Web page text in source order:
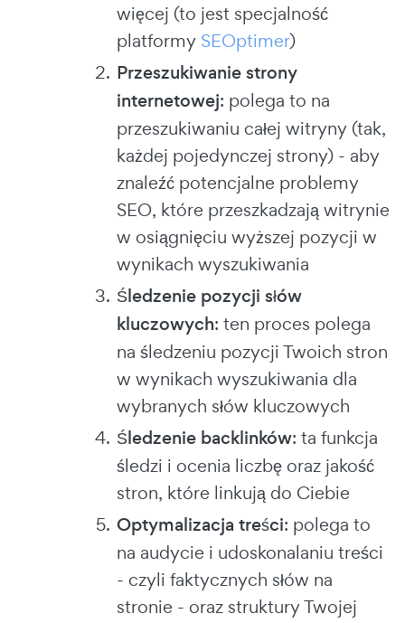
więcej (to jest specjalność
platformy SEOptimer)
Przeszukiwanie strony
internetowej: polega to na
przeszukiwaniu całej witryny (tak,
każdej pojedynczej strony) - aby
znaleźć potencjalne problemy
SEO, które przeszkadzają witrynie
w osiągnięciu wyższej pozycji w
wynikach wyszukiwania
Śledzenie pozycji słów
kluczowych: ten proces polega
na śledzeniu pozycji Twoich stron
w wynikach wyszukiwania dla
wybranych słów kluczowych
Śledzenie backlinków: ta funkcja
śledzi i ocenia liczbę oraz jakość
stron, które linkują do Ciebie
Optymalizacja treści: polega to
na audycie i udoskonalaniu treści
- czyli faktycznych słów na
stronie - oraz struktury Twojej